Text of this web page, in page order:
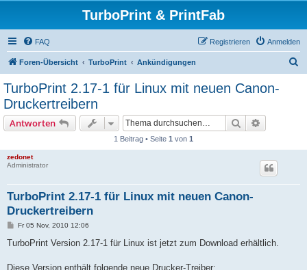
TurboPrint & PrintFab
FAQ Anmelden
Registrieren
Foren-Übersicht TurboPrint Ankündigungen
TurboPrint 2.17-1 für Linux mit neuen Canon-
Druckertreibern
Antworten Suche
1 Beitrag • Seite 1 von 1
zedonet
Administrator
TurboPrint 2.17-1 für Linux mit neuen Canon-
Druckertreibern
B
i
a
Fr 05 Nov, 2010 12:06
TurboPrint Version 2.17-1 für Linux ist jetzt zum Download erhältlich.
Diese Version enthält folgende neue Drucker-Treiber: